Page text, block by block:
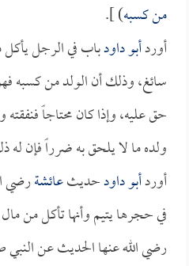
من كسبه) ].
أوردأبو داودباب في الرجل
سائغ، وذلك أن الولد من كسبه
حق عليه، وإذا كان محتاجاً
ولده ما لا يلحق به ضرراً فإن له
أوردأبو داودحديثعائشةرضي
في حجرها يتيم وأنها تأكل من
رضي الله عنها الحديث عن